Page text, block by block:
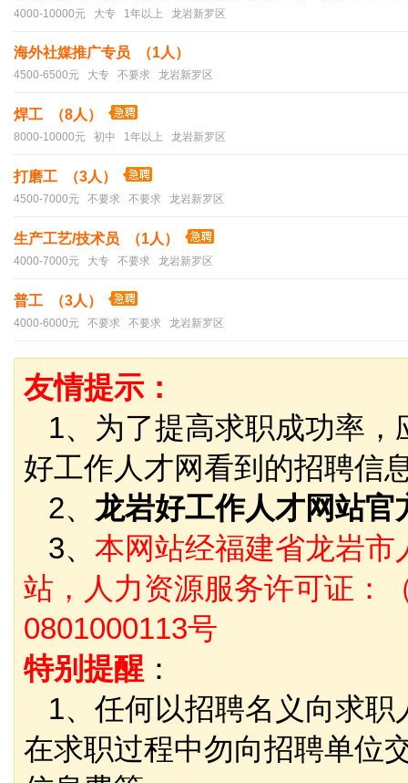
4000-10000元 大专 1年以上 龙岩新罗区
海外社媒推广专员 （1人）
4500-6500元 大专 不要求 龙岩新罗区
焊工 （8人）
8000-10000元 初中 1年以上 龙岩新罗区
打磨工 （3人）
4500-7000元 不要求 不要求 龙岩新罗区
生产工艺/技术员 （1人）
4000-7000元 大专 不要求 龙岩新罗区
普工 （3人）
4000-6000元 不要求 不要求 龙岩新罗区
友情提示：
1、为了提高求职成功率，
好工作人才网看到的招聘信
2、 龙岩好工作人才网站
3、 本网站经福建省龙岩
站，人力资源服务许可证：
0801000113号
特别提醒 ：
1、任何以招聘名义向求职
在求职过程中勿向招聘单位